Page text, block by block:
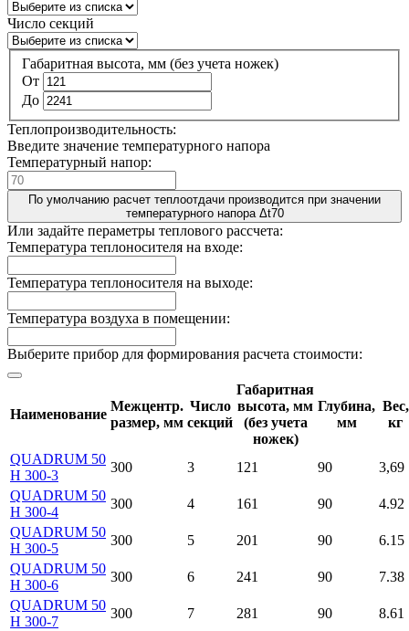
Число секций
Габаритная высота, мм (без учета ножек)
От
До
Теплопроизводительность:
Введите значение температурного напора
Температурный напор:
По умолчанию расчет теплоотдачи производится при значении
температурного напора Δt70
Или задайте пераметры теплового рассчета:
Температура теплоносителя на входе:
Температура теплоносителя на выходе:
Температура воздуха в помещении:
Выберите прибор для формирования расчета стоимости:
Наименование
Межцентр.
размер, мм
Число
секций
Габаритная
высота, мм
(без учета
ножек)
Глубина,
мм
Вес,
кг
QUADRUM 50
H 300-3
300 3 121 90
3,69
QUADRUM 50
H 300-4
300 4 161 90
4.92
QUADRUM 50
H 300-5
300 5 201 90
6.15
QUADRUM 50
H 300-6
300 6 241 90
7.38
QUADRUM 50
H 300-7
300 7 281 90
8.61